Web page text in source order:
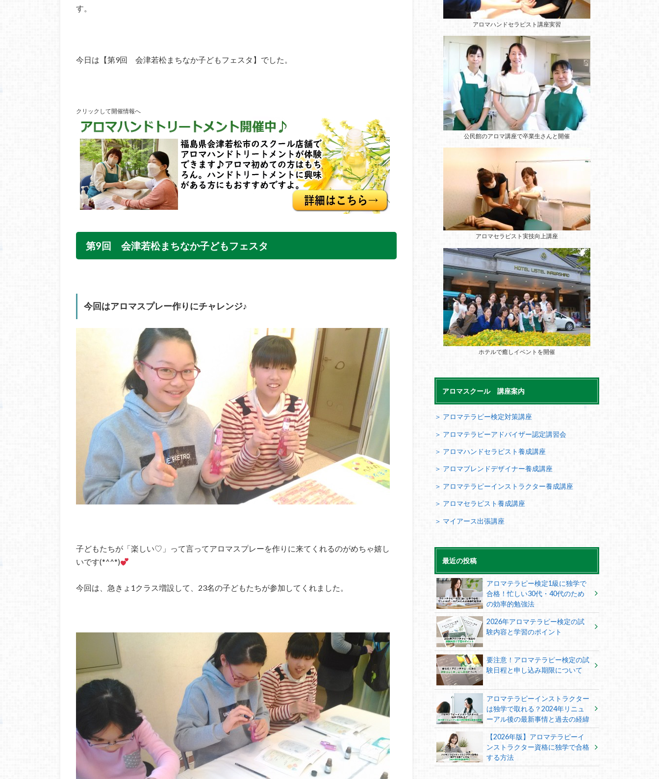
す。
今日は【第9回 会津若松まちなか子どもフェスタ】でした。
クリックして開催情報へ
第9回 会津若松まちなか子どもフェスタ
今回はアロマスプレー作りにチャレンジ♪
子どもたちが「楽しい♡」って言ってアロマスプレーを作りに来てくれるのがめちゃ嬉し
いです(*^^*)
今回は、急きょ1クラス増設して、23名の子どもたちが参加してくれました。
アロマハンドセラピスト講座実習
公民館のアロマ講座で卒業生さんと開催
アロマセラピスト実技向上講座
ホテルで癒しイベントを開催
アロマスクール 講座案内
＞ アロマテラピー検定対策講座
＞ アロマテラピーアドバイザー認定講習会
＞ アロマハンドセラピスト養成講座
＞ アロマブレンドデザイナー養成講座
＞ アロマテラピーインストラクター養成講座
＞ アロマセラピスト養成講座
＞ マイアース出張講座
最近の投稿
アロマテラピー検定1級に独学で
合格！忙しい30代・40代のため
の効率的勉強法
2026年アロマテラピー検定の試
験内容と学習のポイント
要注意！アロマテラピー検定の試
験日程と申し込み期限について
アロマテラピーインストラクター
は独学で取れる？2024年リニュ
ーアル後の最新事情と過去の経緯
【2026年版】アロマテラピーイ
ンストラクター資格に独学で合格
する方法